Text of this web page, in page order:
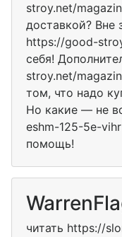
stroy.net/
доставкой?
https://good-
себя!
stroy.net/
том, что надо
Но какие — не
eshm-125-5e-
помощь!
читать https://